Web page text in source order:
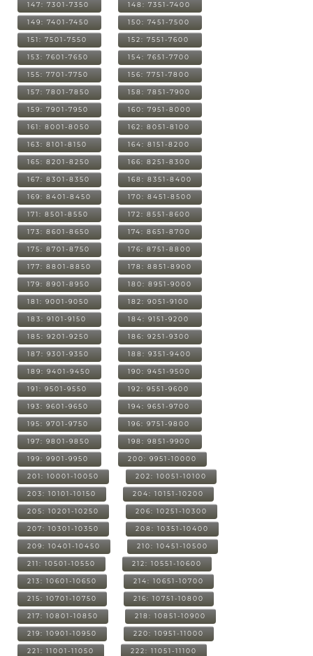
147: 7301-7350 148: 7351-7400
149: 7401-7450 150: 7451-7500
151: 7501-7550 152: 7551-7600
153: 7601-7650 154: 7651-7700
155: 7701-7750 156: 7751-7800
157: 7801-7850 158: 7851-7900
159: 7901-7950 160: 7951-8000
161: 8001-8050 162: 8051-8100
163: 8101-8150 164: 8151-8200
165: 8201-8250 166: 8251-8300
167: 8301-8350 168: 8351-8400
169: 8401-8450 170: 8451-8500
171: 8501-8550 172: 8551-8600
173: 8601-8650 174: 8651-8700
175: 8701-8750 176: 8751-8800
177: 8801-8850 178: 8851-8900
179: 8901-8950 180: 8951-9000
181: 9001-9050 182: 9051-9100
183: 9101-9150 184: 9151-9200
185: 9201-9250 186: 9251-9300
187: 9301-9350 188: 9351-9400
189: 9401-9450 190: 9451-9500
191: 9501-9550 192: 9551-9600
193: 9601-9650 194: 9651-9700
195: 9701-9750 196: 9751-9800
197: 9801-9850 198: 9851-9900
199: 9901-9950 200: 9951-10000
201: 10001-10050 202: 10051-10100
203: 10101-10150 204: 10151-10200
205: 10201-10250 206: 10251-10300
207: 10301-10350 208: 10351-10400
209: 10401-10450 210: 10451-10500
211: 10501-10550 212: 10551-10600
213: 10601-10650 214: 10651-10700
215: 10701-10750 216: 10751-10800
217: 10801-10850 218: 10851-10900
219: 10901-10950 220: 10951-11000
221: 11001-11050 222: 11051-11100